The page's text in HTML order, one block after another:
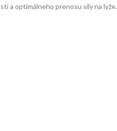
a optimálneho prenosu sily na lyže.